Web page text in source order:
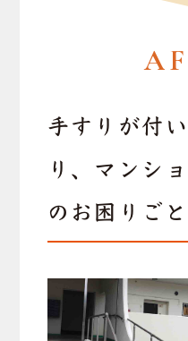
手すりが付
り、マンシ
のお困りご